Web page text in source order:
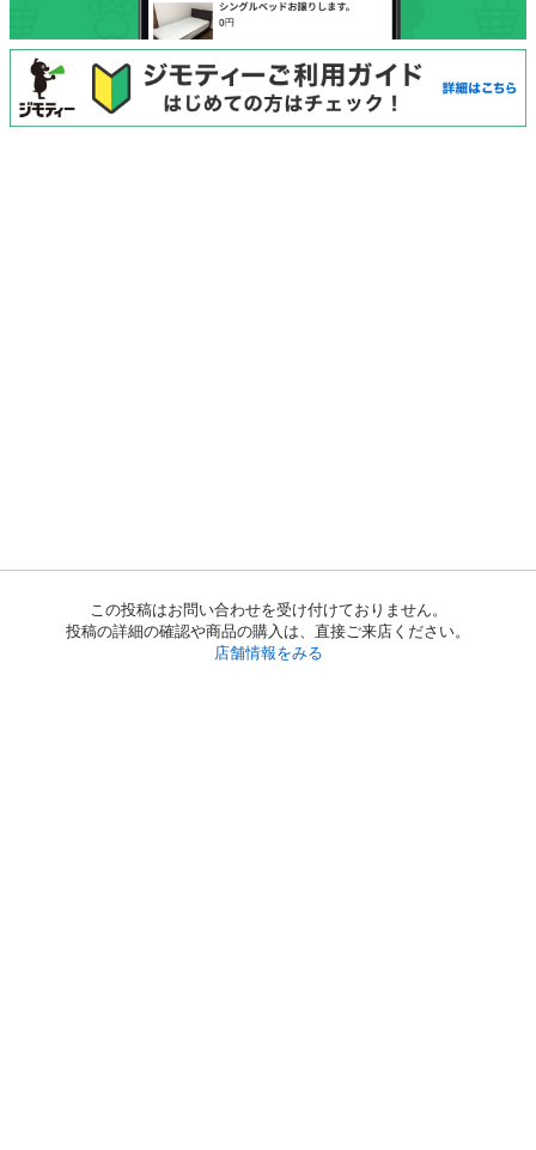
この投稿はお問い合わせを受け付けておりません。
投稿の詳細の確認や商品の購入は、直接ご来店ください。
店舗情報をみる